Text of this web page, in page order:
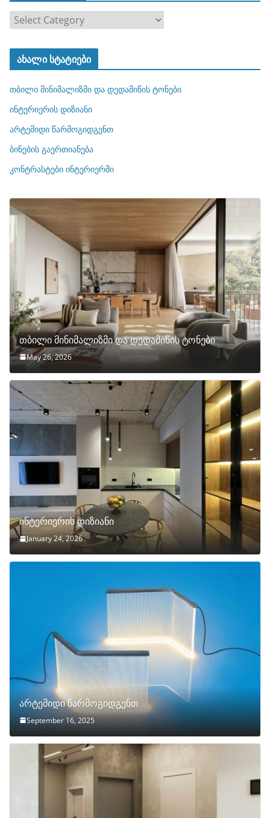
ა
ტ
ო
რ
ბ
ი
ახალი სტატიები
თბილი მინიმალიზმი და დედამიწის ტონები
ინტერიერის დიზიანი
არტემიდი წარმოგიდგენთ
ბინების გაერთიანება
კონტრასტები ინტერიერში
თბილი მინიმალიზმი და დედამიწის ტონები
May 26, 2026
ინტერიერის დიზიანი
January 24, 2026
არტემიდი წარმოგიდგენთ
September 16, 2025